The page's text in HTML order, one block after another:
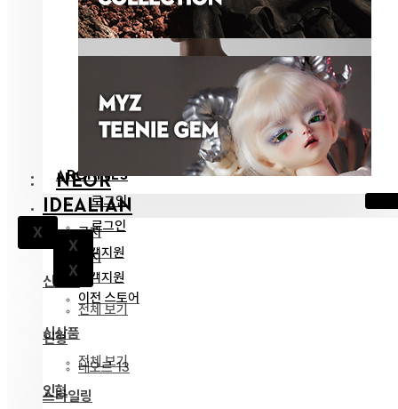
ARCHIVES
X
NEOR
로그인
X
공지
고객지원
신상품
전체 보기
인형
네오르 13
스타일링
IDEALIAN
로그인
X
공지
고객지원
이전 스토어
신상품
전체 보기
인형